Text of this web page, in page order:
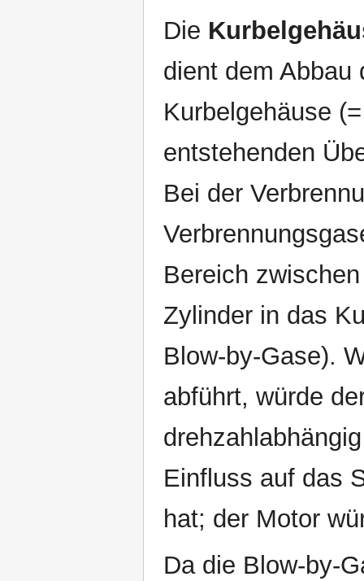
Die
dient dem Abbau
Kurbelgehäuse
entstehenden
Bei der
Bereich
Zylinder in das
Blow-by-Gase).
abführt, würde
Einfluss auf das
hat; der Motor
Da die Blow-by-